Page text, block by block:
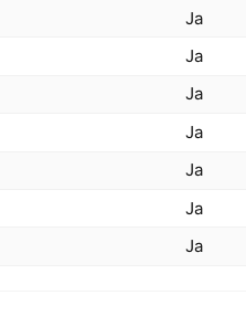
Ja
Ja
Ja
Ja
Ja
Ja
Ja